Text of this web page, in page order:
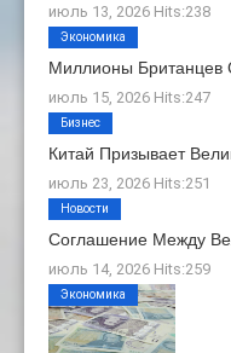
июль 13, 2026 Hits:238
Миллионы Британцев
июль 15, 2026 Hits:247
Экономика
Китай Призывает
июль 23, 2026 Hits:251
Бизнес
Соглашение Между
июль 14, 2026 Hits:259
Новости
Экономика